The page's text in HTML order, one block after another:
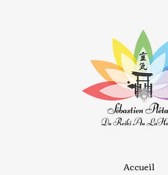
Accueil